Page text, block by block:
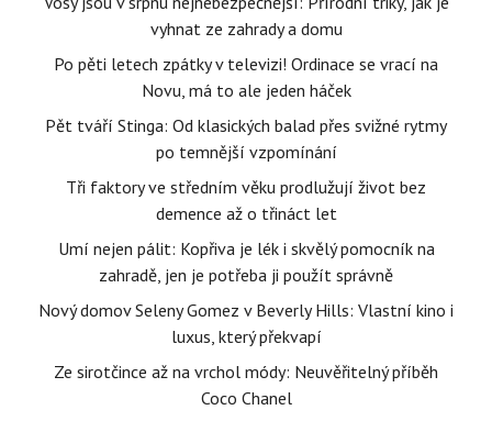
vyhnat ze zahrady a domu
Po pěti letech zpátky v televizi! Ordinace se vrací na
Novu, má to ale jeden háček
Pět tváří Stinga: Od klasických balad přes svižné rytmy
po temnější vzpomínání
Tři faktory ve středním věku prodlužují život bez
demence až o třináct let
Umí nejen pálit: Kopřiva je lék i skvělý pomocník na
zahradě, jen je potřeba ji použít správně
Nový domov Seleny Gomez v Beverly Hills: Vlastní kino i
luxus, který překvapí
Ze sirotčince až na vrchol módy: Neuvěřitelný příběh
Coco Chanel